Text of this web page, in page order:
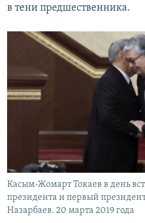
в тени предшественника.
Касым-Жомарт Токаев в день
президента и первый
Назарбаев. 20 марта 2019 года